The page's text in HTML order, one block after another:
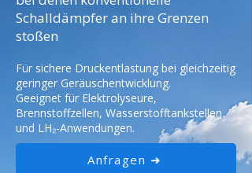
Schalldämpfer an ihre Grenzen
stoßen
Für sichere Druckentlastung bei gleichzeitig
geringer Geräuschentwicklung.
Geeignet für Elektrolyseure,
Brennstoffzellen, Wasserstofftankstellen
und LH₂-Anwendungen.
Anfragen ➜